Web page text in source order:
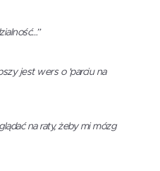
jest wers o 'parciu na
na raty, żeby mi mózg